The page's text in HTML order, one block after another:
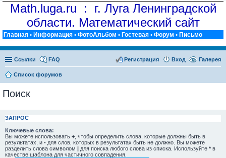
Math.luga.ru : г. Луга Ленинградской
области. Математический сайт
Главная • Информация • ФотоАльбом • Гостевая • Форум • Письмо
Ссылки Галерея
FAQ Вход
Регистрация
Список форумов
Поиск
ЗАПРОС
Ключевые слова:
Вы можете использовать + , чтобы определить слова, которые должны быть в
результатах, и - для слов, которых в результатах быть не должно. Вы можете
разделить слова символом | для поиска любого слова из списка. Используйте * в
качестве шаблона для частичного совпадения.